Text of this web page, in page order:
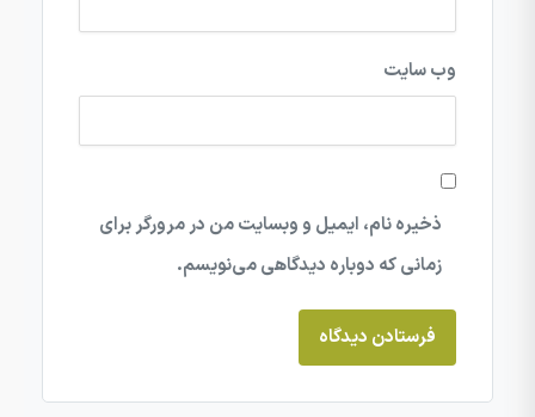
وب‌ سایت
ذخیره نام، ایمیل و وبسایت من در مرورگر برای
زمانی که دوباره دیدگاهی می‌نویسم.